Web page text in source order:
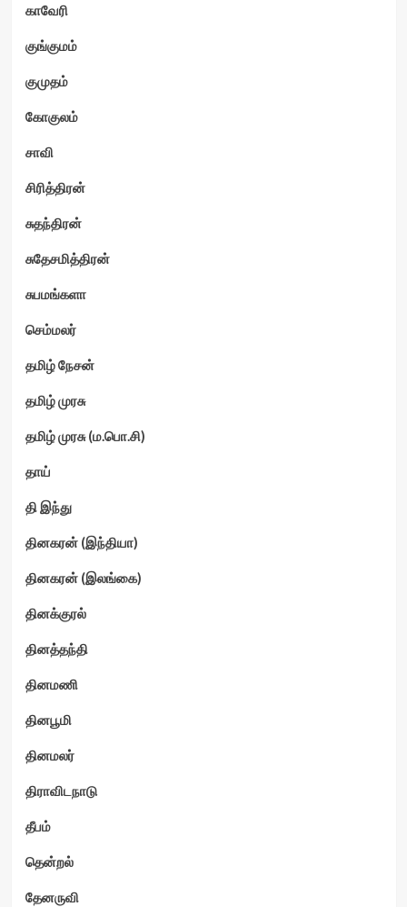
காவேரி
குங்குமம்
குமுதம்
கோகுலம்
சாவி
சிரித்திரன்
சுதந்திரன்
சுதேசமித்திரன்
சுபமங்களா
செம்மலர்
தமிழ் நேசன்
தமிழ் முரசு
தமிழ் முரசு (ம.பொ.சி)
தாய்
தி இந்து
தினகரன் (இந்தியா)
தினகரன் (இலங்கை)
தினக்குரல்
தினத்தந்தி
தினமணி
தினபூமி
தினமலர்
திராவிடநாடு
தீபம்
தென்றல்
தேனருவி